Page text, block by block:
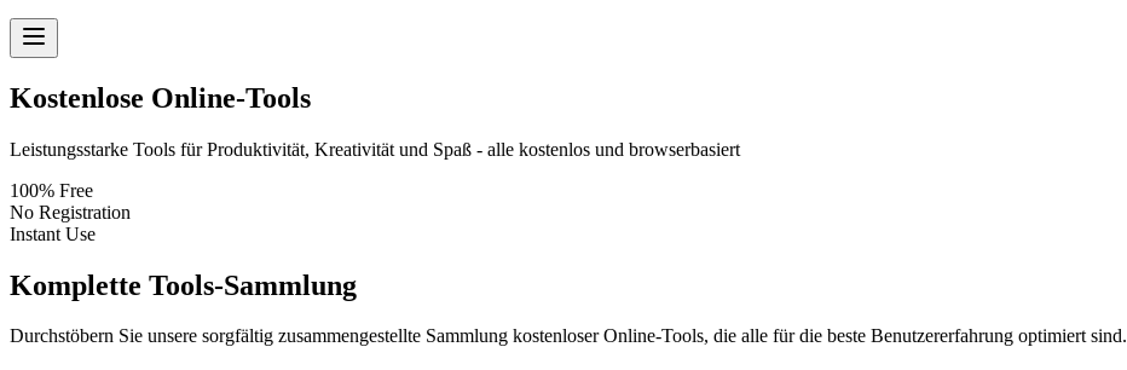
Kostenlose Online-Tools
Leistungsstarke Tools für Produktivität, Kreativität und Spaß - alle kostenlos und browserbasiert
100% Free
No Registration
Instant Use
Komplette Tools-Sammlung
Durchstöbern Sie unsere sorgfältig zusammengestellte Sammlung kostenloser Online-Tools, die alle für die beste Benutzererfahrung optimiert sind.